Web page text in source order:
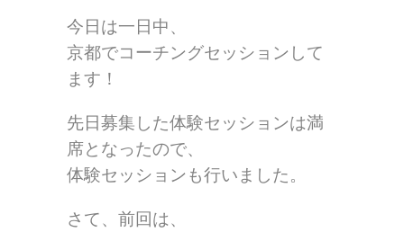
今日は一日中、
京都でコーチングセッションして
ます！
先日募集した体験セッションは満
席となったので、
体験セッションも行いました。
さて、前回は、